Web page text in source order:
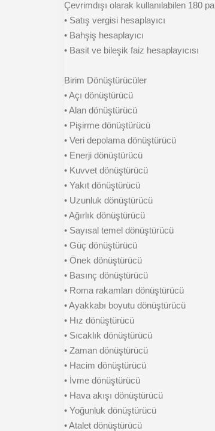
Çevrimdışı olarak kullanılabilen 180
• Satış vergisi hesaplayıcı
• Bahşiş hesaplayıcı
• Basit ve bileşik faiz hesaplayıcısı
Birim Dönüştürücüler
• Açı dönüştürücü
• Alan dönüştürücü
• Pişirme dönüştürücü
• Veri depolama dönüştürücü
• Enerji dönüştürücü
• Kuvvet dönüştürücü
• Yakıt dönüştürücü
• Uzunluk dönüştürücü
• Ağırlık dönüştürücü
• Sayısal temel dönüştürücü
• Güç dönüştürücü
• Önek dönüştürücü
• Basınç dönüştürücü
• Roma rakamları dönüştürücü
• Ayakkabı boyutu dönüştürücü
• Hız dönüştürücü
• Sıcaklık dönüştürücü
• Zaman dönüştürücü
• Hacim dönüştürücü
• İvme dönüştürücü
• Hava akışı dönüştürücü
• Yoğunluk dönüştürücü
• Atalet dönüştürücü